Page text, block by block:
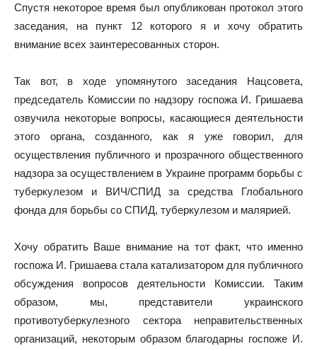
Спустя некоторое время был опубликован протокол этого
заседания, на пункт 12 которого я и хочу обратить
внимание всех заинтересованных сторон.
Так вот, в ходе упомянутого заседания Нацсовета,
председатель Комиссии по надзору госпожа И. Гришаева
озвучила некоторые вопросы, касающиеся деятельности
этого органа, созданного, как я уже говорил, для
осуществления публичного и прозрачного общественного
надзора за осуществлением в Украине программ борьбы с
туберкулезом и ВИЧ/СПИД за средства Глобального
фонда для борьбы со СПИД, туберкулезом и малярией.
Хочу обратить Ваше внимание на тот факт, что именно
госпожа И. Гришаева стала катализатором для публичного
обсуждения вопросов деятельности Комиссии. Таким
образом, мы, представители украинского
противотуберкулезного сектора неправительственных
организаций, некоторым образом благодарны госпоже И.